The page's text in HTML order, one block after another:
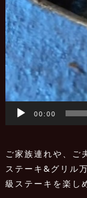
00:00
ご家族連れや、ご
ステーキ&グリル
級ステーキを楽し